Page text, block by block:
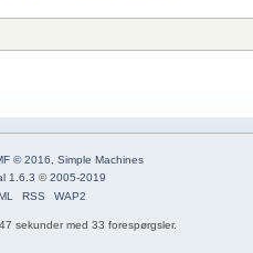
© 2016
Simple Machines
1.6.3 ©2005-2019
RSS WAP2
sekunder med 33 forespørgsler.